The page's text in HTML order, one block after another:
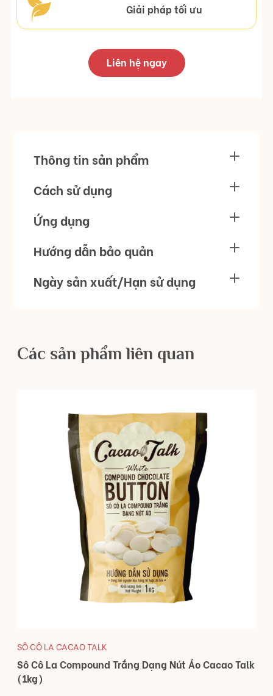
Giải pháp tối ưu
Liên hệ ngay
Thông tin sản phẩm
Cách sử dụng
Ứng dụng
Hướng dẫn bảo quản
Ngày sản xuất/Hạn sử dụng
Các sản phẩm liên quan
SÔ CÔ LA CACAO TALK
Sô Cô La Compound Trắng Dạng Nút Áo Cacao Talk
(1kg)